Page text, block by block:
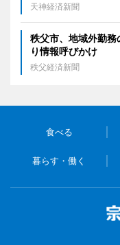
天神経済新聞
秩父市、地域外勤
り情報呼びかけ
秩父経済新聞
食べる
暮らす・働く